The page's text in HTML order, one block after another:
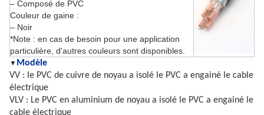
– Composé de PVC
Couleur de gaine :
– Noir
*Note : en cas de besoin pour une application
particulière, d'autres couleurs sont disponibles.
▼ Modèle
VV : le PVC de cuivre de noyau a isolé le PVC a engainé le cable
électrique
VLV : Le PVC en aluminium de noyau a isolé le PVC a engainé le
cable électrique